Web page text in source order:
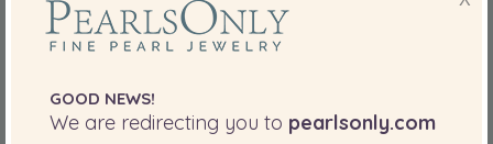
GOOD NEWS!
We are redirecting you to pearlsonly.com